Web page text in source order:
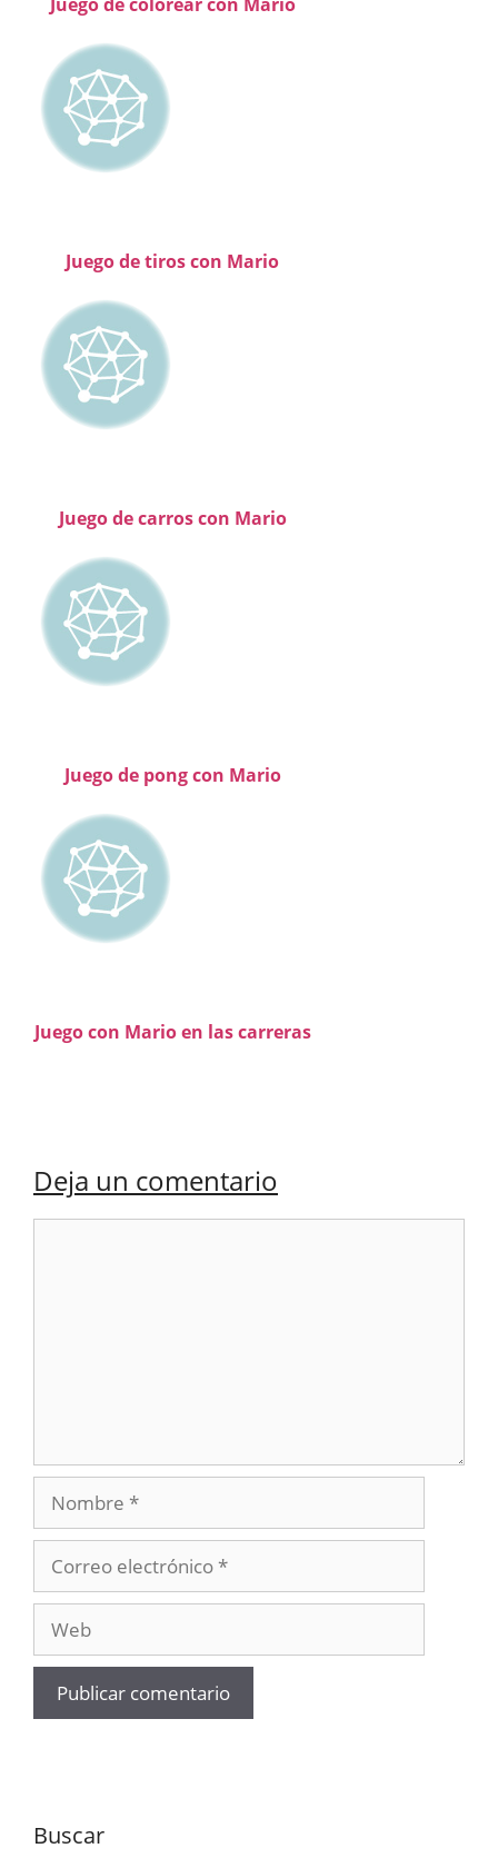
Juego de tiros con Mario
Juego de carros con Mario
Juego de pong con Mario
Juego con Mario en las carreras
Deja un comentario
Nombre
electrónico
Buscar